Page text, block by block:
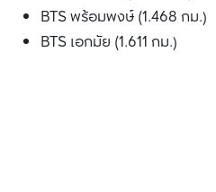
BTS พร้อมพงษ์ (1.468 กม.)
BTS เอกมัย (1.611 กม.)